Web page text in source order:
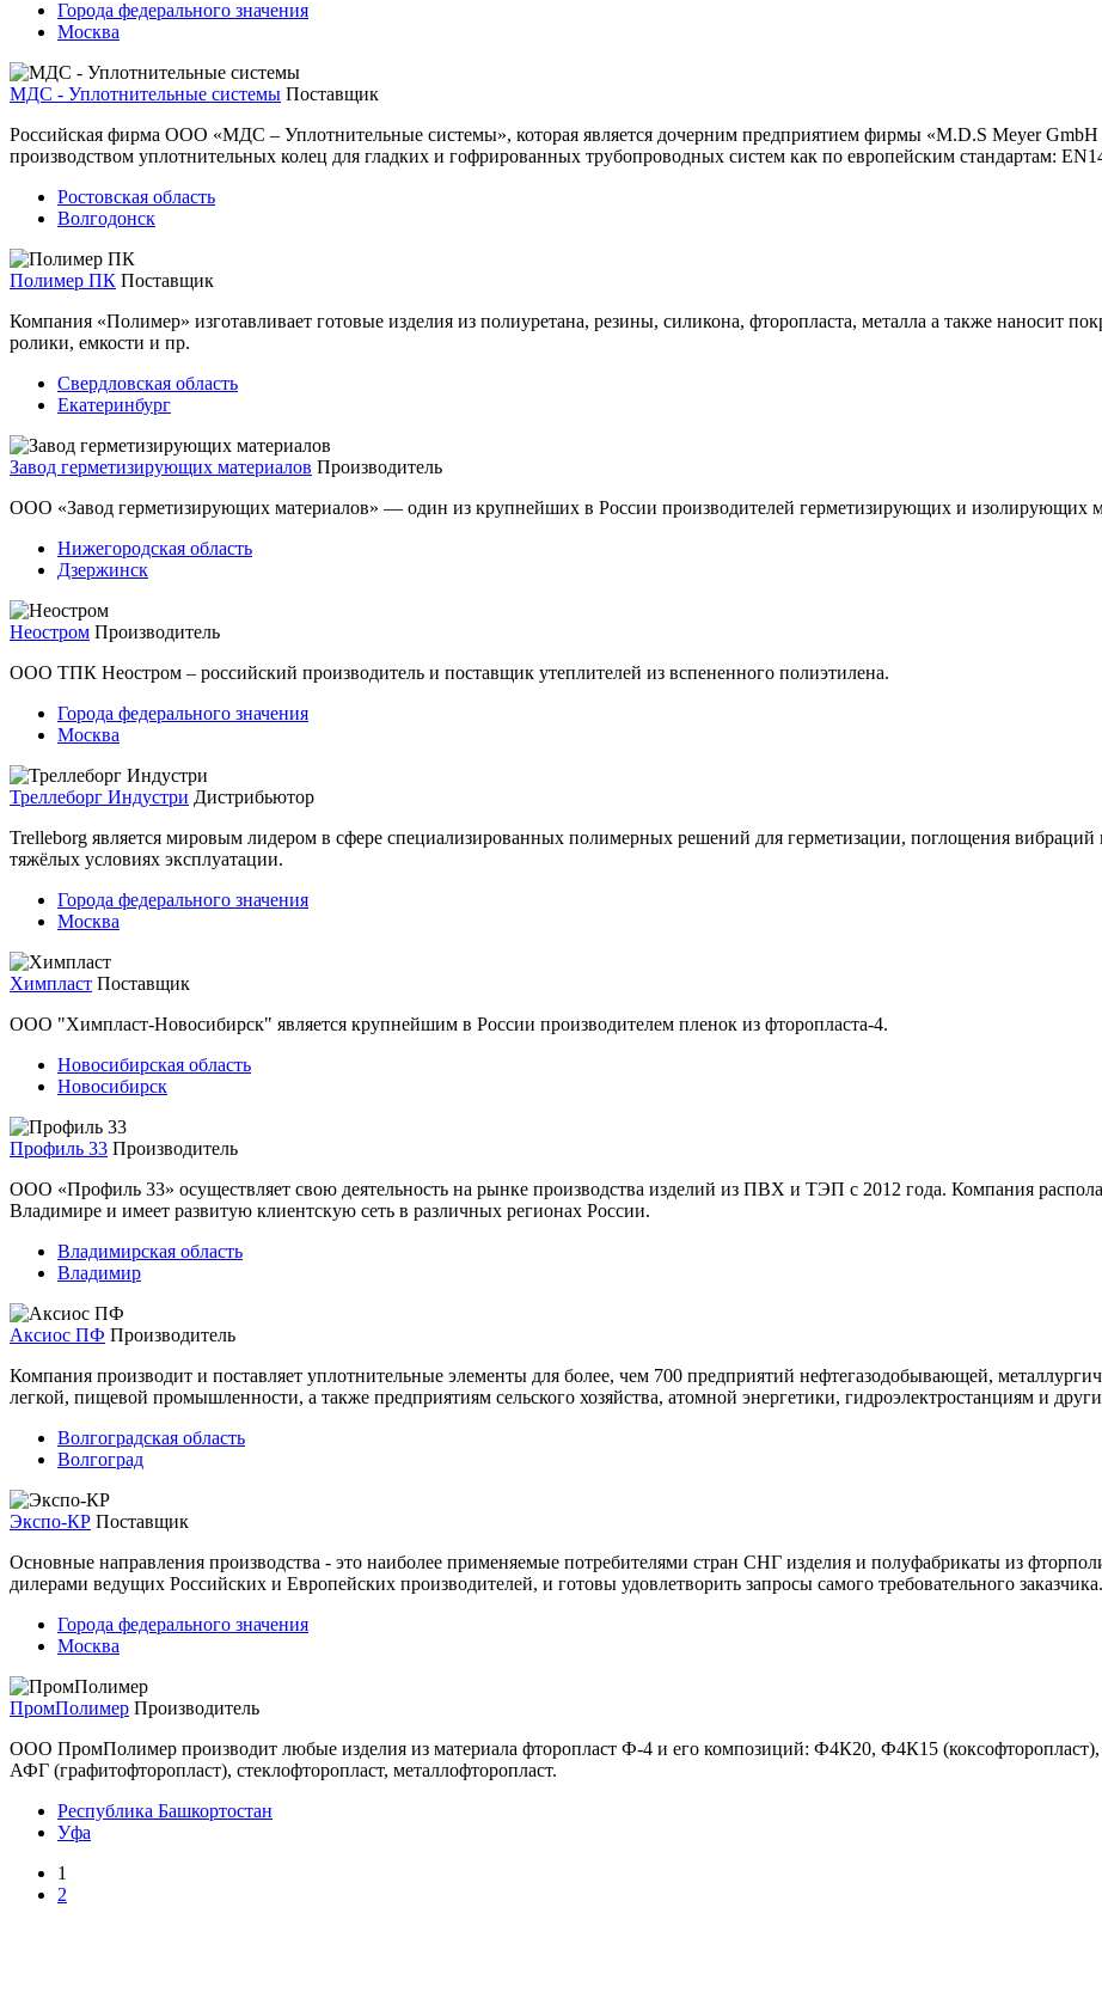
Города федерального значения
Москва
МДС - Уплотнительные системы Поставщик
Российская фирма ООО «МДС – Уплотнительные системы», которая является дочерним предприятием фирмы «M.D.S Meyer GmbH
производством уплотнительных колец для гладких и гофрированных трубопроводных систем как по европейским стандартам:
Ростовская область
Волгодонск
Полимер ПК Поставщик
Компания «Полимер» изготавливает готовые изделия из полиуретана, резины, силикона, фторопласта, металла а также наносит
ролики, емкости и пр.
Свердловская область
Екатеринбург
Завод герметизирующих материалов Производитель
ООО «Завод герметизирующих материалов» — один из крупнейших в России производителей герметизирующих и изолирующих
Нижегородская область
Дзержинск
Неостром Производитель
ООО ТПК Неостром – российский производитель и поставщик утеплителей из вспененного полиэтилена.
Города федерального значения
Москва
Треллеборг Индустри Дистрибьютор
Trelleborg является мировым лидером в сфере специализированных полимерных решений для герметизации, поглощения
тяжёлых условиях эксплуатации.
Города федерального значения
Москва
Химпласт Поставщик
ООО "Химпласт-Новосибирск" является крупнейшим в России производителем пленок из фторопласта-4.
Новосибирская область
Новосибирск
Профиль 33 Производитель
ООО «Профиль 33» осуществляет свою деятельность на рынке производства изделий из ПВХ и ТЭП с 2012 года. Компания
Владимире и имеет развитую клиентскую сеть в различных регионах России.
Владимирская область
Владимир
Аксиос ПФ Производитель
Компания производит и поставляет уплотнительные элементы для более, чем 700 предприятий нефтегазодобывающей,
легкой, пищевой промышленности, а также предприятиям сельского хозяйства, атомной энергетики, гидроэлектростанциям и
Волгоградская область
Волгоград
Экспо-КР Поставщик
Основные направления производства - это наиболее применяемые потребителями стран СНГ изделия и полуфабрикаты из
дилерами ведущих Российских и Европейских производителей, и готовы удовлетворить запросы самого требовательного заказчика.
Города федерального значения
Москва
ПромПолимер Производитель
ООО ПромПолимер производит любые изделия из материала фторопласт Ф-4 и его композиций: Ф4К20, Ф4К15
АФГ (графитофторопласт), стеклофторопласт, металлофторопласт.
Республика Башкортостан
Уфа
1
2